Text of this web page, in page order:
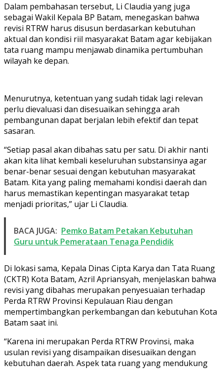
Dalam pembahasan tersebut, Li Claudia yang juga
sebagai Wakil Kepala BP Batam, menegaskan bahwa
revisi RTRW harus disusun berdasarkan kebutuhan
aktual dan kondisi riil masyarakat Batam agar kebijakan
tata ruang mampu menjawab dinamika pertumbuhan
wilayah ke depan.
Menurutnya, ketentuan yang sudah tidak lagi relevan
perlu dievaluasi dan disesuaikan sehingga arah
pembangunan dapat berjalan lebih efektif dan tepat
sasaran.
“Setiap pasal akan dibahas satu per satu. Di akhir nanti
akan kita lihat kembali keseluruhan substansinya agar
benar-benar sesuai dengan kebutuhan masyarakat
Batam. Kita yang paling memahami kondisi daerah dan
harus memastikan kepentingan masyarakat tetap
menjadi prioritas,” ujar Li Claudia.
BACA JUGA: Pemko Batam Petakan Kebutuhan
Guru untuk Pemerataan Tenaga Pendidik
Di lokasi sama, Kepala Dinas Cipta Karya dan Tata Ruang
(CKTR) Kota Batam, Azril Apriansyah, menjelaskan bahwa
revisi yang dibahas merupakan penyesuaian terhadap
Perda RTRW Provinsi Kepulauan Riau dengan
mempertimbangkan perkembangan dan kebutuhan Kota
Batam saat ini.
“Karena ini merupakan Perda RTRW Provinsi, maka
usulan revisi yang disampaikan disesuaikan dengan
kebutuhan daerah. Aspek tata ruang yang mendukung